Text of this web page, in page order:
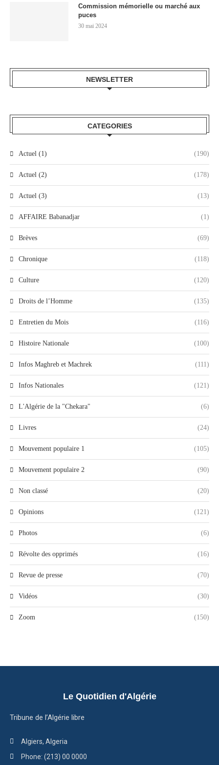
Commission mémorielle ou marché aux
puces
30 mai 2024
NEWSLETTER
CATEGORIES
Actuel (1) (190)
Actuel (2) (178)
Actuel (3) (13)
AFFAIRE Babanadjar (1)
Brèves (69)
Chronique (118)
Culture (120)
Droits de l’Homme (135)
Entretien du Mois (116)
Histoire Nationale (100)
Infos Maghreb et Machrek (111)
Infos Nationales (121)
L'Algérie de la "Chekara" (6)
Livres (24)
Mouvement populaire 1 (105)
Mouvement populaire 2 (90)
Non classé (20)
Opinions (121)
Photos (6)
Révolte des opprimés (16)
Revue de presse (70)
Vidéos (30)
Zoom (150)
Le Quotidien d'Algérie
Tribune de l’Algérie libre
Algiers, Algeria
Phone: (213) 00 0000